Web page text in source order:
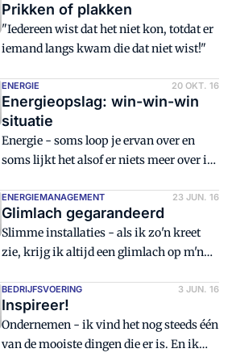
Prikken of plakken
"Iedereen wist dat het niet kon, totdat er
iemand langs kwam die dat niet wist!"
ENERGIE 20 OKT. 16
Energieopslag: win-win-win
situatie
Energie - soms loop je ervan over en
soms lijkt het alsof er niets meer over is.
geweest en daar volop calorieën heeft
verbrand, kan daar ongetwijfeld over
meepraten.
ENERGIEMANAGEMENT 23 JUN. 16
Glimlach gegarandeerd
Slimme installaties - als ik zo'n kreet
zie, krijg ik altijd een glimlach op m'n
iedereen in onze branche warm loopt
voor slimme installaties. Zo'n 'slimme
installatie' is op verschillende manier op
te vatten.
BEDRIJFSVOERING 3 JUN. 16
Inspireer!
Ondernemen - ik vind het nog steeds één
van de mooiste dingen die er is. En ik